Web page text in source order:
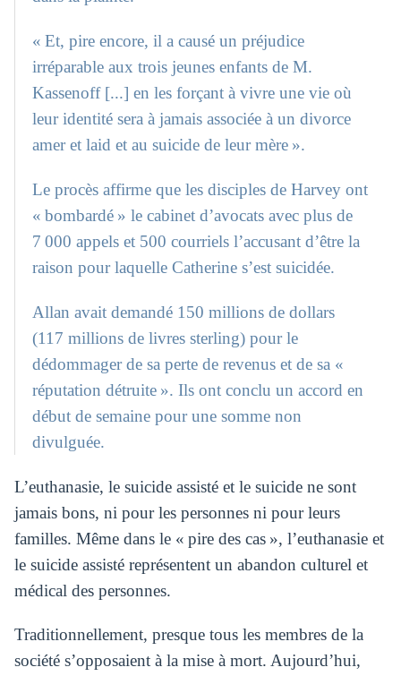
« Et, pire encore, il a causé un préjudice
irréparable aux trois jeunes enfants de M.
Kassenoff [...] en les forçant à vivre une vie où
leur identité sera à jamais associée à un divorce
amer et laid et au suicide de leur mère ».
Le procès affirme que les disciples de Harvey ont
« bombardé » le cabinet d’avocats avec plus de
7 000 appels et 500 courriels l’accusant d’être la
raison pour laquelle Catherine s’est suicidée.
Allan avait demandé 150 millions de dollars
(117 millions de livres sterling) pour le
dédommager de sa perte de revenus et de sa «
réputation détruite ». Ils ont conclu un accord en
début de semaine pour une somme non
divulguée.
L’euthanasie, le suicide assisté et le suicide ne sont
jamais bons, ni pour les personnes ni pour leurs
familles. Même dans le « pire des cas », l’euthanasie et
le suicide assisté représentent un abandon culturel et
médical des personnes.
Traditionnellement, presque tous les membres de la
société s’opposaient à la mise à mort. Aujourd’hui,